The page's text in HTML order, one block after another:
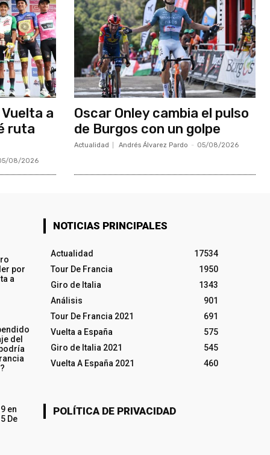
a
ruta
08/2026
Oscar Onley cambia el pulso
de Burgos con un golpe
Actualidad Andrés Álvarez Pardo - 05/08/2026
por
a
del
en
De
NOTICIAS PRINCIPALES
Actualidad
17534
Tour De Francia
1950
Giro de Italia
1343
Análisis
901
Tour De Francia 2021
691
Vuelta a España
575
Giro de Italia 2021
545
Vuelta A España 2021
460
POLÍTICA DE PRIVACIDAD